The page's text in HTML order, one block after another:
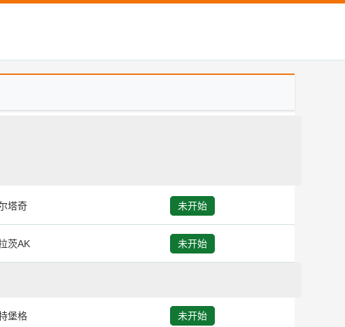
塔奇 未开始
茨AK 未开始
堡格 未开始